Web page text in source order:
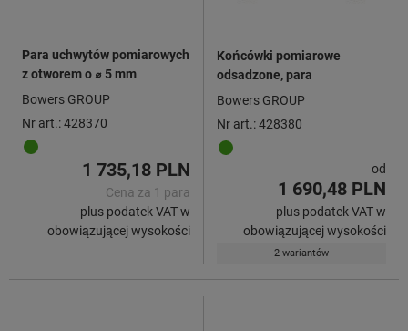
Para uchwytów pomiarowych
z otworem o ⌀ 5 mm
Bowers GROUP
Nr art.: 428370
1 735,18 PLN
Cena za 1 para
plus podatek VAT w
obowiązującej wysokości
Końcówki pomiarowe
odsadzone, para
Bowers GROUP
Nr art.: 428380
od
1 690,48 PLN
plus podatek VAT w
obowiązującej wysokości
2 wariantów